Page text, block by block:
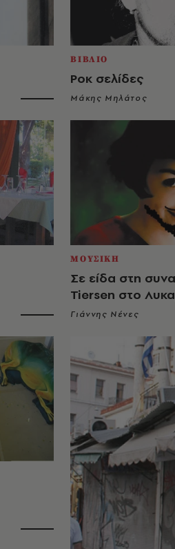
ΒΙΒΛΙΟ
Ροκ σελίδες
Μάκης Μηλάτος
ΜΟΥΣΙΚΗ
Σε είδα στη
Tiersen στο
Γιάννης Νένες